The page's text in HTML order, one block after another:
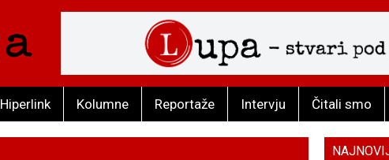
Hiperlink Kolumne Reportaže Intervju Čitali smo